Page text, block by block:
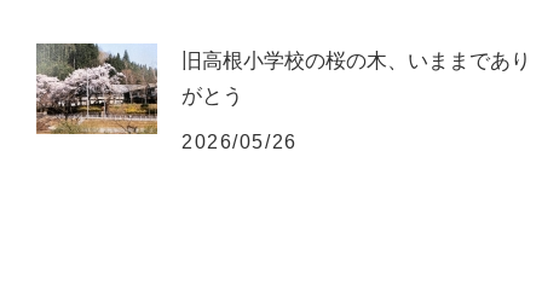
旧高根小学校の桜の木、いままであり
がとう
2026/05/26